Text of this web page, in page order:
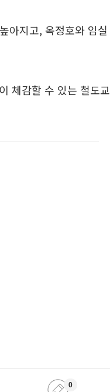
아지고, 옥정호와 임실
체감할 수 있는 철도교
0